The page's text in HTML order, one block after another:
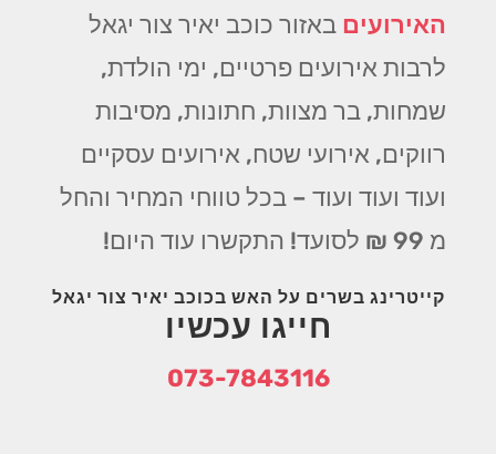
האירועים באזור כוכב יאיר צור יגאל
לרבות אירועים פרטיים, ימי הולדת,
שמחות, בר מצוות, חתונות, מסיבות
רווקים, אירועי שטח, אירועים עסקיים
ועוד ועוד ועוד – בכל טווחי המחיר והחל
מ 99 ₪ לסועד! התקשרו עוד היום!
קייטרינג בשרים על האש בכוכב יאיר צור יגאל
חייגו עכשיו
073-7843116